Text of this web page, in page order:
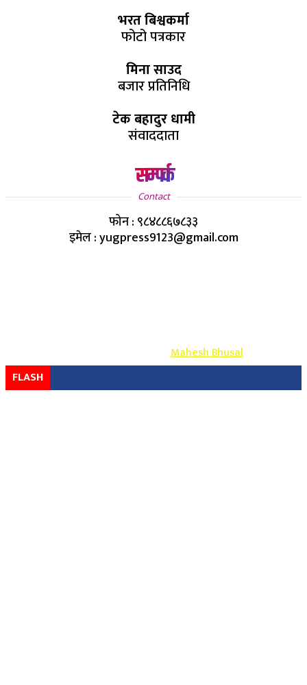
भरत बिश्वकर्मा
फोटो पत्रकार
मिना साउद
बजार प्रतिनिधि
टेक बहादुर धामी
संवाददाता
सम्पर्क
Contact
फोन : ९८४८८६७८३३
इमेल : yugpress9123@gmail.com
Design & Develop By-Mahesh Bhusal
FLASH